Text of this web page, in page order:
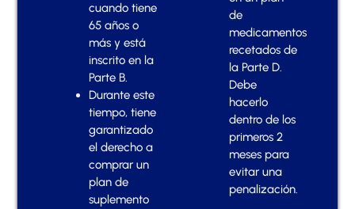
cuando tiene
65 años o
más y está
inscrito en la
Parte B.
Durante este
tiempo, tiene
garantizado
el derecho a
comprar un
plan de
suplemento
de
medicamentos
recetados de
la Parte D.
Debe
hacerlo
dentro de los
primeros 2
meses para
evitar una
penalización.